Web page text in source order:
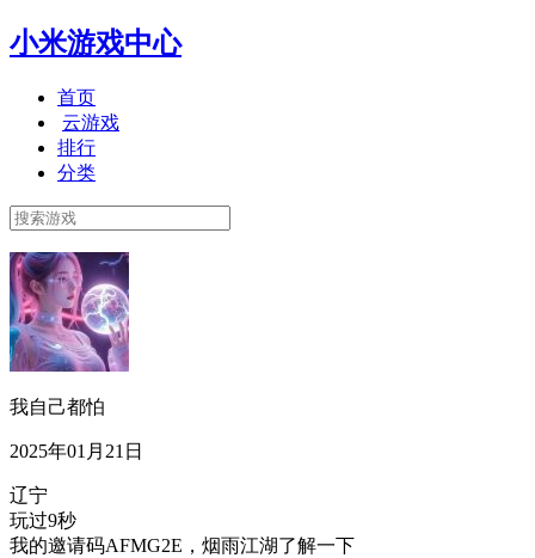
小米游戏中心
首页
云游戏
排行
分类
我自己都怕
2025年01月21日
辽宁
玩过9秒
我的邀请码AFMG2E，烟雨江湖了解一下